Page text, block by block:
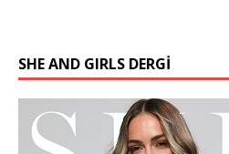
SHE AND GIRLS DERGİ